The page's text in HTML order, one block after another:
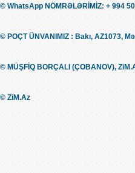
© WhatsApp NÖMRƏLƏRİMİZ: + 994
© POÇT ÜNVANIMIZ : Bakı, AZ1073,
© MÜŞFİQ BORÇALI (ÇOBANOV),
© ZiM.Az